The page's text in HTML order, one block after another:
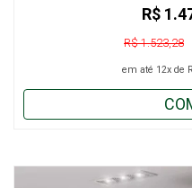
R$ 1.523,28
em até 12x de
R$